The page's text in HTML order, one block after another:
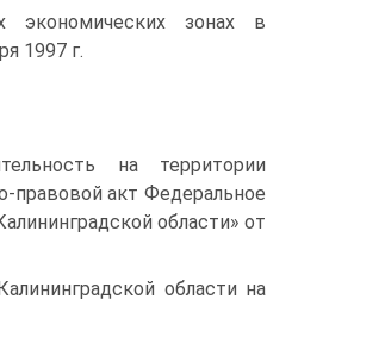
экономических зонах в
1997 г.
на территории
правовой акт Федеральное
области» от
области на